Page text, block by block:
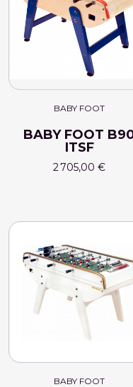
BABY FOOT
BABY FOOT
ITSF
2 705,00 €
BABY FOOT